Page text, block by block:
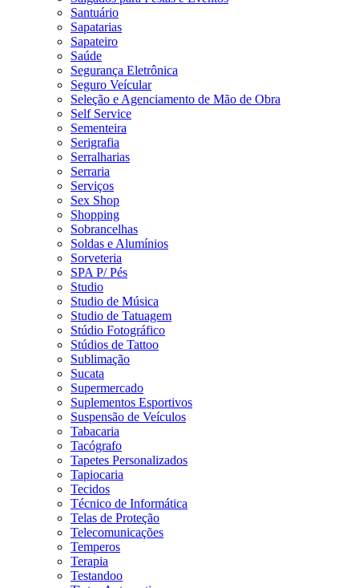
Santuário
Sapatarias
Sapateiro
Saúde
Segurança Eletrônica
Seguro Veícular
Seleção e Agenciamento de Mão de Obra
Self Service
Sementeira
Serigrafia
Serralharias
Serraria
Serviços
Sex Shop
Shopping
Sobrancelhas
Soldas e Alumínios
Sorveteria
SPA P/ Pés
Studio
Studio de Música
Studio de Tatuagem
Stúdio Fotográfico
Stúdios de Tattoo
Sublimação
Sucata
Supermercado
Suplementos Esportivos
Suspensão de Veículos
Tabacaria
Tacógrafo
Tapetes Personalizados
Tapiocaria
Tecidos
Técnico de Informática
Telas de Proteção
Telecomunicações
Temperos
Terapia
Testandoo